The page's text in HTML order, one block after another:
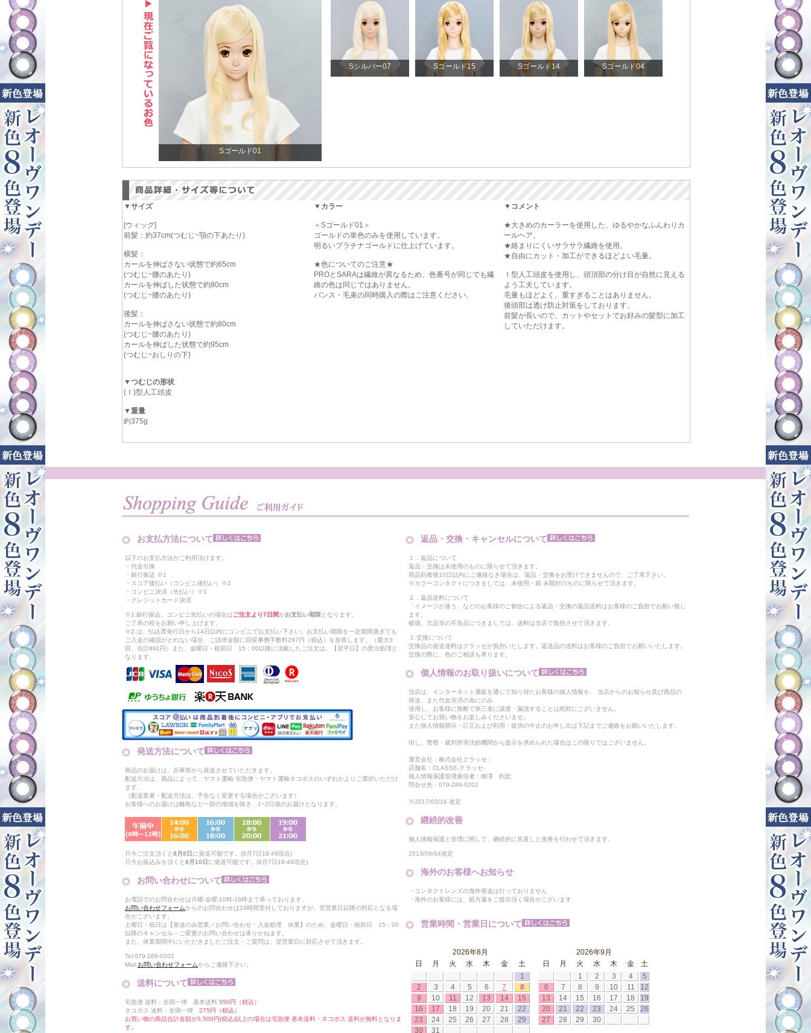
Sゴールド01
Sシルバー07 Sゴールド15 Sゴールド14 Sゴールド04
▼サイズ
[ウィッグ]
前髪：約37cm(つむじ~顎の下あたり)
横髪：
カールを伸ばさない状態で約65cm
(つむじ~腰のあたり)
カールを伸ばした状態で約80cm
(つむじ~腰のあたり)
後髪：
カールを伸ばさない状態で約80cm
(つむじ~腰のあたり)
カールを伸ばした状態で約95cm
(つむじ~おしりの下)
▼つむじの形状
(Ｉ)型人工頭皮
▼重量
約375g
▼カラー
＜Sゴールド01＞
ゴールドの単色のみを使用しています。
明るいプラチナゴールドに仕上げています。
★色についてのご注意★
PROとSARAは繊維が異なるため、色番号が同じでも繊
維の色は同じではありません。
バンス・毛束の同時購入の際はご注意ください。
▼コメント
★大きめのカーラーを使用した、ゆるやかなふんわりカ
ールヘア。
★絡まりにくいサラサラ繊維を使用。
★自由にカット・加工ができるほどよい毛量。
Ｉ型人工頭皮を使用し、頭頂部の分け目が自然に見える
よう工夫しています。
毛量もほどよく、重すぎることはありません。
後頭部は透け防止対策をしております。
前髪が長いので、カットやセットでお好みの髪型に加工
していただけます。
お支払方法について
以下のお支払方法がご利用頂けます。
・代金引換
・銀行振込 ※1
・スコア後払い（コンビニ後払い）※2
・コンビニ決済（先払い）※1
・クレジットカード決済
※1.銀行振込、コンビニ先払いの場合はご注文より7日間がお支払い期限 となります。
ご了承の程をお願い申し上げます。
※2.は、払込票発行日から14日以内にコンビニでお支払い下さい。お支払い期限を一定期間過ぎても
ご入金の確認がとれない場合、ご請求金額に回収事務手数料297円（税込）を加算します。（最大3
回、合計891円）また、金曜日・祝前日 15：00以降に頂戴したご注文は、【翌平日】の受注処理と
なります。
発送方法について
商品のお届けは、兵庫県から発送させていただきます。
配送方法は、商品によって、ヤマト運輸 宅急便・ヤマト運輸ネコポスのいずれかよりご選択いただけ
ます。
（配送業者・配送方法は、予告なく変更する場合がございます）
お客様へのお届けは離島など一部の地域を除き、1~2日後のお届けとなります。
只今ご注文頂くと8月8日 に発送可能です。(8月7日18:49現在)
只今お振込みを頂くと8月10日 に発送可能です。(8月7日18:49現在)
お問い合わせについて
お電話でのお問合わせは月曜-金曜:10時-16時まで承っております。
お問い合わせフォームからのお問合わせは24時間受付しておりますが、翌営業日以降の対応となる場
合がございます。
土曜日・祝日は【発送のみ営業／お問い合わせ・入金処理 休業】のため、金曜日・祝前日 15：00
以降のキャンセル・ご変更のお問い合わせは承りかねます。
また、休業期間中にいただきましたご注文・ご質問は、翌営業日に対応させて頂きます。
Tel:079-289-0202
Mail:お問い合わせフォームからご連絡下さい。
送料について
宅急便 送料：全国一律 基本送料 550円（税込）
ネコポス 送料：全国一律 275円（税込）
お買い物の商品合計金額が5,500円(税込)以上の場合は宅急便 基本送料・ネコポス 送料が無料となりま
す。
返品・交換・キャンセルについて
１．返品について
返品・交換は未使用のものに限らせて頂きます。
商品到着後10日以内にご連絡なき場合は、返品・交換をお受けできませんので、ご了承下さい。
※カラーコンタクトにつきましては、未使用・箱 未開封のものに限らせて頂きます。
２．返品送料について
「イメージが違う」などのお客様のご都合による返品・交換の返品送料はお客様のご負担でお願い致し
ます。
破損、欠品等の不良品につきましては、送料は当店で負担させて頂きます。
３.交換について
交換品の発送送料はクラッセが負担いたします。返送品の送料はお客様のご負担でお願いいたします。
交換の際に、色のご相談も承ります。
個人情報のお取り扱いについて
当店は、インターネット通販を通じて知り得たお客様の個人情報を、 当店からのお知らせ及び商品の
発送、また代金決済の為にのみ
使用し、お客様に無断で第三者に譲渡・漏洩することは絶対にございません。
安心してお買い物をお楽しみくださいませ。
また個人情報開示・訂正および利用・提供の中止のお申し出は下記までご連絡をお願いいたします。
但し、警察・裁判所等法的機関から提示を求められた場合はこの限りではございません。
運営会社：株式会社クラッセ：
店舗名：CLASSE-クラッセ-
個人情報保護管理責任者：柳澤 到宏
問合せ先：079-289-0202
※2017/03/16 改定
継続的改善
個人情報保護と管理に関して、継続的に見直しと改善を行わせて頂きます。
2013/09/04改定
海外のお客様へお知らせ
・コンタクトレンズの海外発送は行っておりません
・海外のお客様には、処方箋をご提出頂く場合がございます
営業時間・営業日について
2026年8月
日
月 火 水 木 金
土
1
2
3 4 5 6 7
8
9
10 11 12 13 14
15
16
17 18 19 20 21
22
23
24 25 26 27 28
29
30
31
2026年9月
日
月 火 水 木 金
土
1
2 3 4
5
6
7 8 9 10 11
12
13
14 15 16 17 18
19
20
21 22 23 24 25
26
27
28 29 30